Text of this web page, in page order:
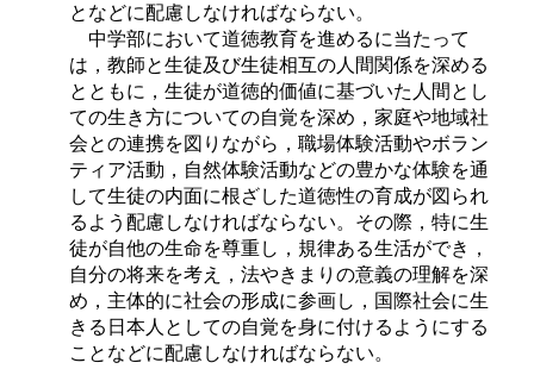
となどに配慮しなければならない。
中学部において道徳教育を進めるに当たって
は，教師と生徒及び生徒相互の人間関係を深める
とともに，生徒が道徳的価値に基づいた人間とし
ての生き方についての自覚を深め，家庭や地域社
会との連携を図りながら，職場体験活動やボラン
ティア活動，自然体験活動などの豊かな体験を通
して生徒の内面に根ざした道徳性の育成が図られ
るよう配慮しなければならない。その際，特に生
徒が自他の生命を尊重し，規律ある生活ができ，
自分の将来を考え，法やきまりの意義の理解を深
め，主体的に社会の形成に参画し，国際社会に生
きる日本人としての自覚を身に付けるようにする
ことなどに配慮しなければならない。